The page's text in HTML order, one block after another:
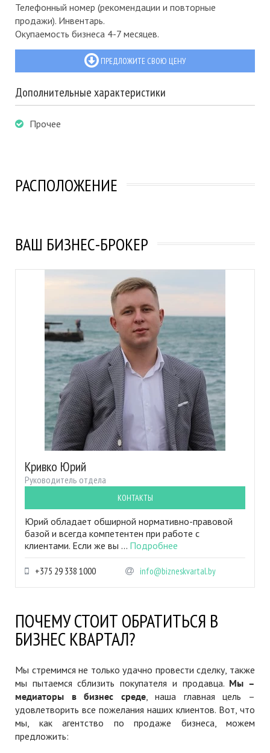
Телефонный номер (рекомендации и повторные
продажи). Инвентарь.
Окупаемость бизнеса 4-7 месяцев.
ПРЕДЛОЖИТЕ СВОЮ ЦЕНУ
Дополнительные характеристики
Прочее
РАСПОЛОЖЕНИЕ
ВАШ БИЗНЕС-БРОКЕР
Кривко Юрий
Руководитель отдела
КОНТАКТЫ
Юрий обладает обширной нормативно-правовой
базой и всегда компетентен при работе с
клиентами. Если же вы ... Подробнее
+375 29 338 1000 info@bizneskvartal.by
ПОЧЕМУ СТОИТ ОБРАТИТЬСЯ В
БИЗНЕС КВАРТАЛ?
Мы стремимся не только удачно провести сделку, также
мы пытаемся сблизить покупателя и продавца. Мы –
медиаторы в бизнес среде, наша главная цель –
удовлетворить все пожелания наших клиентов. Вот, что
мы, как агентство по продаже бизнеса, можем
предложить: